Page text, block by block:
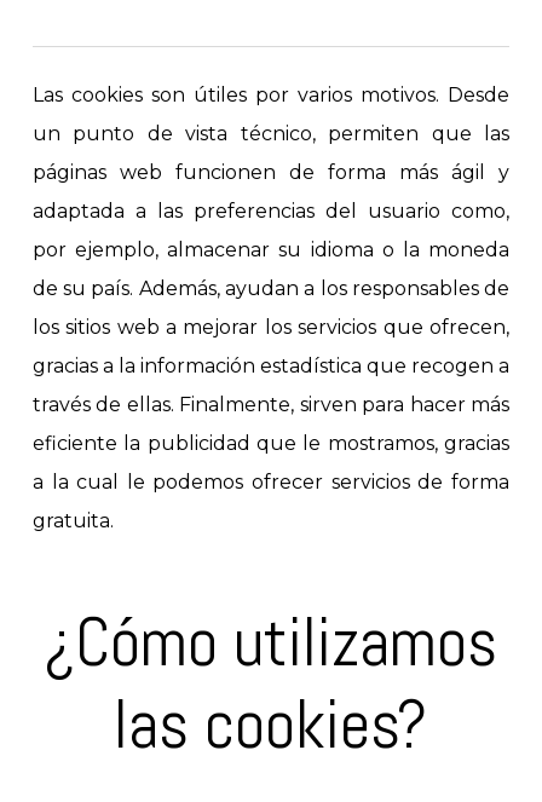
Las cookies son útiles por varios motivos. Desde
un punto de vista técnico, permiten que las
páginas web funcionen de forma más ágil y
adaptada a las preferencias del usuario como,
por ejemplo, almacenar su idioma o la moneda
de su país. Además, ayudan a los responsables de
los sitios web a mejorar los servicios que ofrecen,
gracias a la información estadística que recogen a
través de ellas. Finalmente, sirven para hacer más
eficiente la publicidad que le mostramos, gracias
a la cual le podemos ofrecer servicios de forma
gratuita.
¿Cómo utilizamos
las cookies?